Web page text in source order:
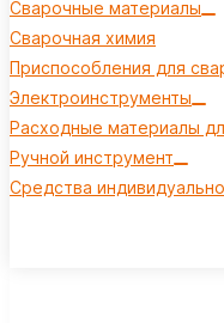
Сварочные материалы
Сварочная химия
Приспособления для
Электроинструменты
Расходные материалы
Ручной инструмент
Средства